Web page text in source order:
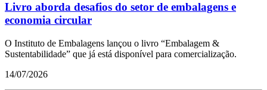
Livro aborda desafios do setor de embalagens e
economia circular
O Instituto de Embalagens lançou o livro “Embalagem &
Sustentabilidade” que já está disponível para comercialização.
14/07/2026